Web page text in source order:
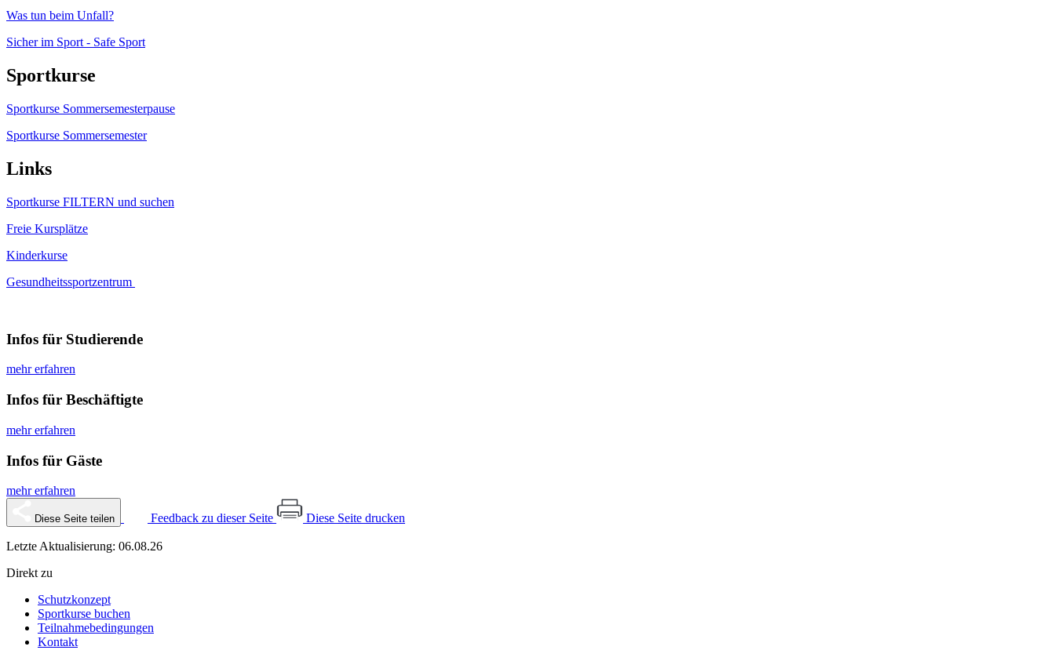
Was tun beim Unfall?
Sicher im Sport - Safe Sport
Sportkurse
Sportkurse Sommersemesterpause
Sportkurse Sommersemester
Links
Sportkurse FILTERN und suchen
Freie Kursplätze
Kinderkurse
Gesundheitssportzentrum
Infos für Studierende
mehr erfahren
Infos für Beschäftigte
mehr erfahren
Infos für Gäste
mehr erfahren
Diese Seite teilen Feedback zu dieser Seite Diese Seite drucken
Letzte Aktualisierung: 06.08.26
Direkt zu
Schutzkonzept
Sportkurse buchen
Teilnahmebedingungen
Kontakt